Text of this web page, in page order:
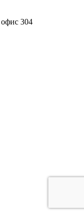
304